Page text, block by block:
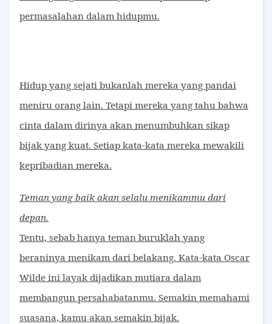
permasalahan dalam hidupmu.
Hidup yang sejati bukanlah mereka yang pandai
meniru orang lain. Tetapi mereka yang tahu bahwa
cinta dalam dirinya akan menumbuhkan sikap
bijak yang kuat. Setiap kata-kata mereka mewakili
kepribadian mereka.
Teman yang baik akan selalu menikammu dari
depan.
Tentu, sebab hanya teman buruklah yang
beraninya menikam dari belakang. Kata-kata Oscar
Wilde ini layak dijadikan mutiara dalam
membangun persahabatanmu. Semakin memahami
suasana, kamu akan semakin bijak.